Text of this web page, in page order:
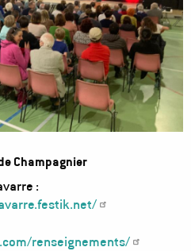
Champagnier
:
renseignements/